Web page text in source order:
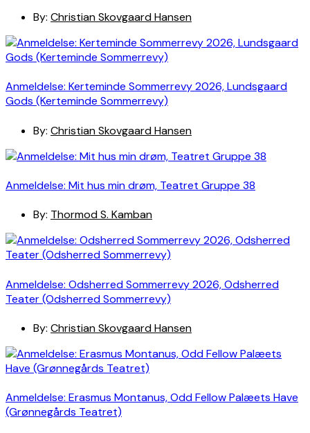
By: Christian Skovgaard Hansen
Anmeldelse: Kerteminde Sommerrevy 2026, Lundsgaard
Gods (Kerteminde Sommerrevy)
By: Christian Skovgaard Hansen
Anmeldelse: Mit hus min drøm, Teatret Gruppe 38
By: Thormod S. Kamban
Anmeldelse: Odsherred Sommerrevy 2026, Odsherred
Teater (Odsherred Sommerrevy)
By: Christian Skovgaard Hansen
Anmeldelse: Erasmus Montanus, Odd Fellow Palæets Have
(Grønnegårds Teatret)